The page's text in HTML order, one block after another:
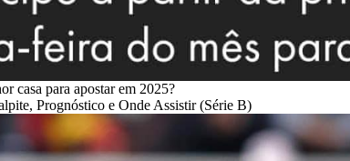
casa para apostar em 2025?
Prognóstico e Onde Assistir (Série B)